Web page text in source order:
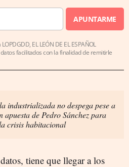
APUNTARME
EL LEÓN DE EL ESPAÑOL
datos facilitados con la finalidad de remitirle
industrializada no despega pese a
apuesta de Pedro Sánchez para
crisis habitacional
tiene que llegar a los